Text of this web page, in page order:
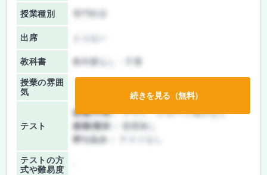
授業種別
出席
教科書 教科書なし・不要
授業の雰囲
気
テスト
前期/中間：テスト・レポート両方なし
後期/期末：
授業無し
持ち込み：
テストの方
式や難易度
続きを見る（無料）